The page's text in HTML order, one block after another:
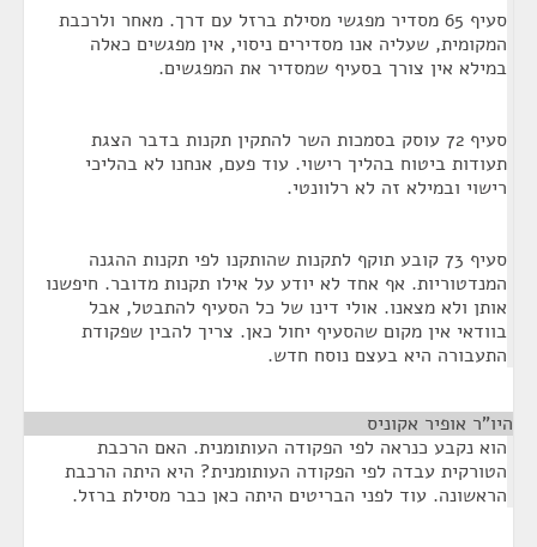
סעיף 65 מסדיר מפגשי מסילת ברזל עם דרך. מאחר ולרכבת
המקומית, שעליה אנו מסדירים ניסוי, אין מפגשים כאלה
במילא אין צורך בסעיף שמסדיר את המפגשים.
סעיף 72 עוסק בסמכות השר להתקין תקנות בדבר הצגת
תעודות ביטוח בהליך רישוי. עוד פעם, אנחנו לא בהליכי
רישוי ובמילא זה לא רלוונטי.
סעיף 73 קובע תוקף לתקנות שהותקנו לפי תקנות ההגנה
המנדטוריות. אף אחד לא יודע על אילו תקנות מדובר. חיפשנו
אותן ולא מצאנו. אולי דינו של כל הסעיף להתבטל, אבל
בוודאי אין מקום שהסעיף יחול כאן. צריך להבין שפקודת
התעבורה היא בעצם נוסח חדש.
היו"ר אופיר אקוניס
הוא נקבע כנראה לפי הפקודה העותומנית. האם הרכבת
הטורקית עבדה לפי הפקודה העותומנית? היא היתה הרכבת
הראשונה. עוד לפני הבריטים היתה כאן כבר מסילת ברזל.